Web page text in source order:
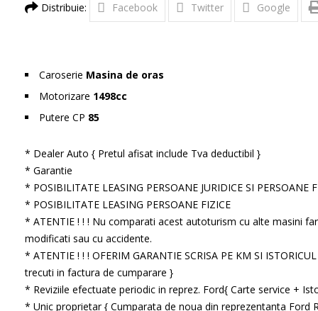
Distribuie: Facebook Twitter Google
Caroserie Masina de oras
Motorizare 1498cc
Putere CP 85
* Dealer Auto { Pretul afisat include Tva deductibil }
* Garantie
* POSIBILITATE LEASING PERSOANE JURIDICE SI PERSOANE
* POSIBILITATE LEASING PERSOANE FIZICE
* ATENTIE ! ! ! Nu comparati acest autoturism cu alte masini
modificati sau cu accidente.
* ATENTIE ! ! ! OFERIM GARANTIE SCRISA PE KM SI
trecuti in factura de cumparare }
* Reviziile efectuate periodic in reprez. Ford{ Carte service +
* Unic proprietar { Cumparata de noua din reprezentanta Ford